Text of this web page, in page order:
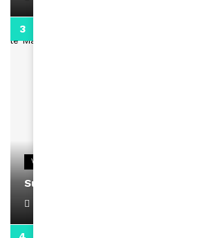
VIDEOS
Support Black Business Wee-kend